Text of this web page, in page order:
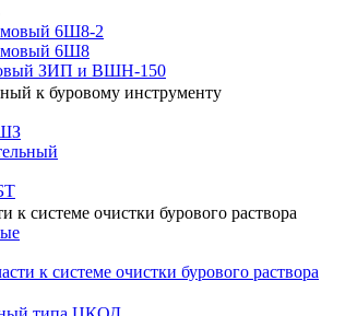
6Ш8-2
6Ш8
ЗИП и ВШН-150
к буровому инструменту
к системе очистки бурового раствора
к системе очистки бурового раствора